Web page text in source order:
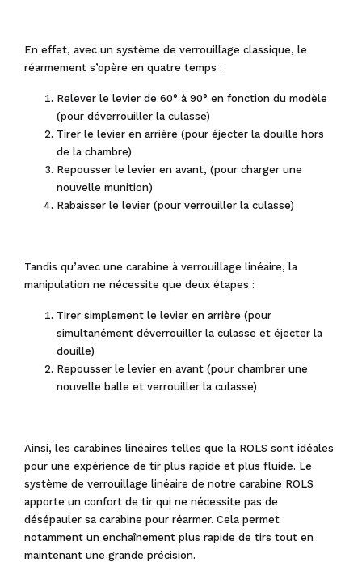
En effet, avec un système de verrouillage classique, le
réarmement s’opère en quatre temps :
Relever le levier de 60° à 90° en fonction du modèle
(pour déverrouiller la culasse)
Tirer le levier en arrière (pour éjecter la douille hors
de la chambre)
Repousser le levier en avant, (pour charger une
nouvelle munition)
Rabaisser le levier (pour verrouiller la culasse)
Tandis qu’avec une carabine à verrouillage linéaire, la
manipulation ne nécessite que deux étapes :
Tirer simplement le levier en arrière (pour
simultanément déverrouiller la culasse et éjecter la
douille)
Repousser le levier en avant (pour chambrer une
nouvelle balle et verrouiller la culasse)
Ainsi, les carabines linéaires telles que la ROLS sont idéales
pour une expérience de tir plus rapide et plus fluide. Le
système de verrouillage linéaire de notre carabine ROLS
apporte un confort de tir qui ne nécessite pas de
désépauler sa carabine pour réarmer. Cela permet
notamment un enchaînement plus rapide de tirs tout en
maintenant une grande précision.